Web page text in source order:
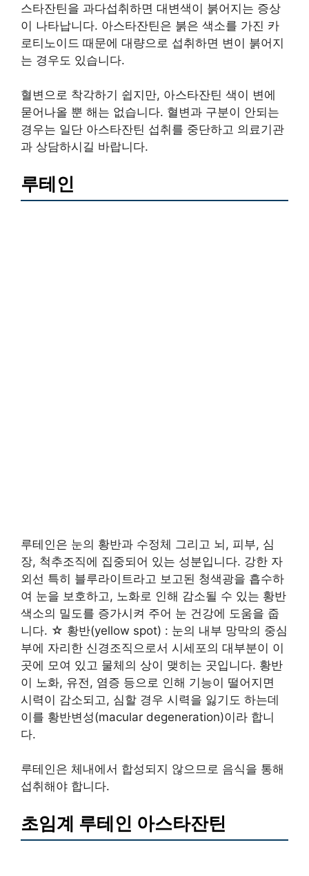
스타잔틴을 과다섭취하면 대변색이 붉어지는 증상
이 나타납니다. 아스타잔틴은 붉은 색소를 가진 카
로티노이드 때문에 대량으로 섭취하면 변이 붉어지
는 경우도 있습니다.
혈변으로 착각하기 쉽지만, 아스타잔틴 색이 변에
묻어나올 뿐 해는 없습니다. 혈변과 구분이 안되는
경우는 일단 아스타잔틴 섭취를 중단하고 의료기관
과 상담하시길 바랍니다.
루테인
루테인은 눈의 황반과 수정체 그리고 뇌, 피부, 심
장, 척추조직에 집중되어 있는 성분입니다. 강한 자
외선 특히 블루라이트라고 보고된 청색광을 흡수하
여 눈을 보호하고, 노화로 인해 감소될 수 있는 황반
색소의 밀도를 증가시켜 주어 눈 건강에 도움을 줍
니다. ☆ 황반(yellow spot) : 눈의 내부 망막의 중심
부에 자리한 신경조직으로서 시세포의 대부분이 이
곳에 모여 있고 물체의 상이 맺히는 곳입니다. 황반
이 노화, 유전, 염증 등으로 인해 기능이 떨어지면
시력이 감소되고, 심할 경우 시력을 잃기도 하는데
이를 황반변성(macular degeneration)이라 합니
다.
루테인은 체내에서 합성되지 않으므로 음식을 통해
섭취해야 합니다.
초임계 루테인 아스타잔틴